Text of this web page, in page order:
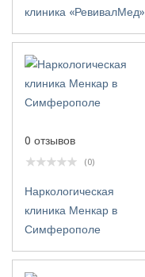
клиника «РевивалМед»
0 отзывов
(0)
Наркологическая
клиника Менкар в
Симферополе